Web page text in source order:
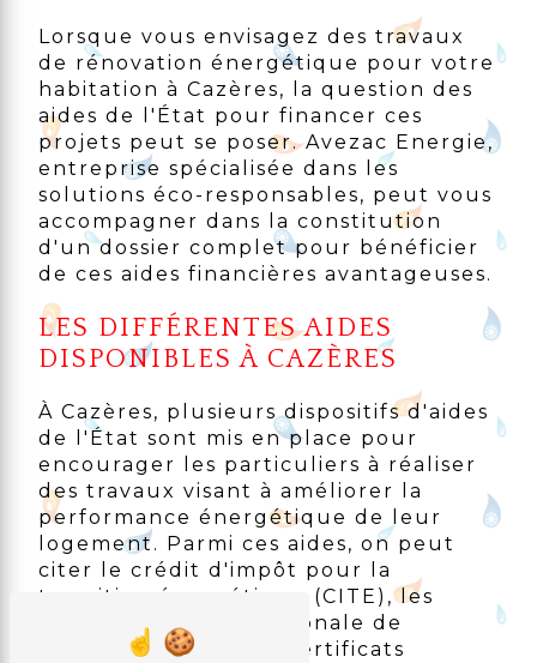
Lorsque vous envisagez des travaux
de rénovation énergétique pour votre
habitation à Cazères, la question des
aides de l'État pour financer ces
projets peut se poser. Avezac Energie,
entreprise spécialisée dans les
solutions éco-responsables, peut vous
accompagner dans la constitution
d'un dossier complet pour bénéficier
de ces aides financières avantageuses.
LES DIFFÉRENTES AIDES
DISPONIBLES À CAZÈRES
À Cazères, plusieurs dispositifs d'aides
de l'État sont mis en place pour
encourager les particuliers à réaliser
des travaux visant à améliorer la
performance énergétique de leur
logement. Parmi ces aides, on peut
citer le crédit d'impôt pour la
transition énergétique (CITE), les
aides de l'Agence Nationale de
l'Habitat (ANAH), les certificats